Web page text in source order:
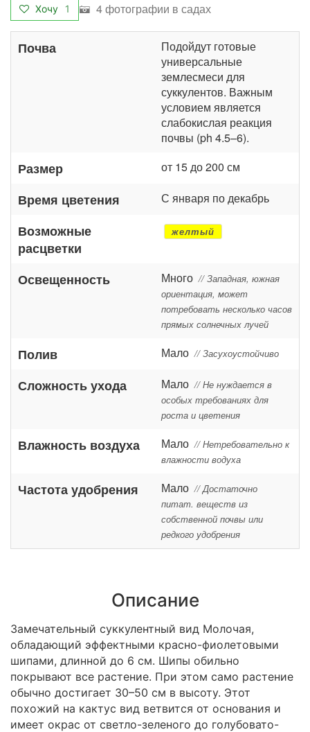
Хочу 1 4 фотографии в садах
Почва
Подойдут готовые
универсальные
землесмеси для
суккулентов. Важным
условием является
слабокислая реакция
почвы (ph 4.5–6).
Размер от 15 до 200 см
Время цветения С января по декабрь
Возможные
расцветки
желтый
Освещенность Много // Западная, южная
ориентация, может
потребовать несколько часов
прямых солнечных лучей
Полив Мало // Засухоустойчиво
Сложность ухода Мало // Не нуждается в
особых требованиях для
роста и цветения
Влажность воздуха Мало // Нетребовательно к
влажности водуха
Частота удобрения Мало // Достаточно
питат. веществ из
собственной почвы или
редкого удобрения
Описание
Замечательный суккулентный вид Молочая,
обладающий эффектными красно-фиолетовыми
шипами, длинной до 6 см. Шипы обильно
покрывают все растение. При этом само растение
обычно достигает 30–50 см в высоту. Этот
похожий на кактус вид ветвится от основания и
имеет окрас от светло-зеленого до голубовато-